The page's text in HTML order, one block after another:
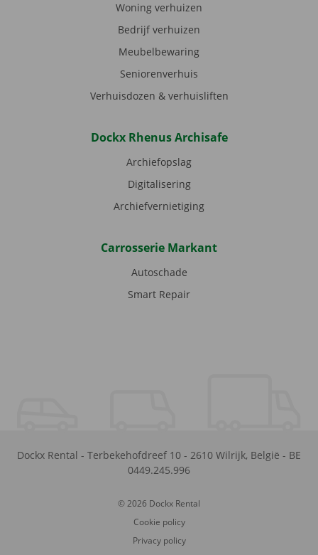
Woning verhuizen
Bedrijf verhuizen
Meubelbewaring
Seniorenverhuis
Verhuisdozen & verhuisliften
Dockx Rhenus Archisafe
Archiefopslag
Digitalisering
Archiefvernietiging
Carrosserie Markant
Autoschade
Smart Repair
Dockx Rental - Terbekehofdreef 10 - 2610 Wilrijk, België - BE
0449.245.996
© 2026 Dockx Rental
Cookie policy
Privacy policy